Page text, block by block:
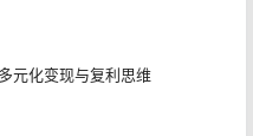
元化变现与复利思维